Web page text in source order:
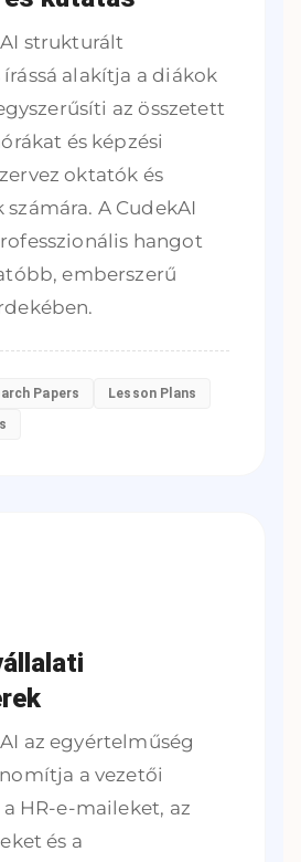
strukturált
alakítja a diákok
az összetett
és képzési
oktatók és
A CudekAI
hangot
emberszerű
Papers
Lesson Plans
az egyértelműség
a vezetői
HR-e-maileket, az
és a